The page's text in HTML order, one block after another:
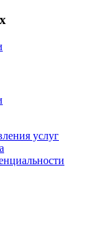
услуг